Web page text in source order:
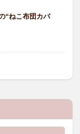
“ねこ布団カバ